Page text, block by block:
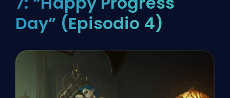
Day” (Episodio 4)